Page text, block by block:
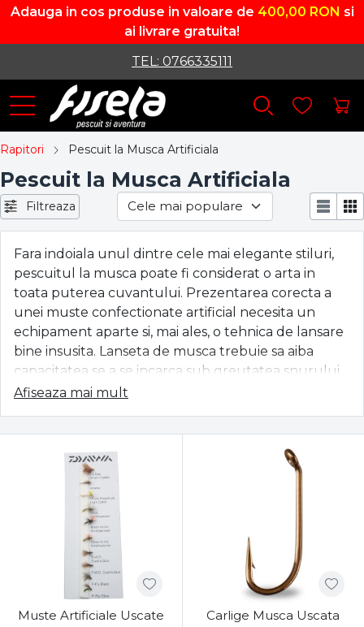
Adauga in cos produse in valoare de 400,00 RON si
ai livrare gratuita!
TEL: 0766335111
Rapitori Pescuit la Musca Artificiala
Pescuit la Musca Artificiala
Filtreaza
Fara indoiala unul dintre cele mai elegante stiluri,
pescuitul la musca poate fi considerat o arta in
toata puterea cuvantului. Prezentarea corecta a
unei muste confectionate artificial necesita un
echipament aparte si, mai ales, o tehnica de lansare
bine insusita. Lanseta de musca trebuie sa aiba
capacitatea se a se incarca sub greutatea snurului
pentru a plasa o naluca extrem de usoara (musca
de spectaculoasa intrucat da frau liber imaginatiei
pescarului. Pe mapamond, denumirea acestei
tehnici este FlyTying.
Afiseaza mai mult
Muste Artificiale Uscate
Carlige Musca Uscata